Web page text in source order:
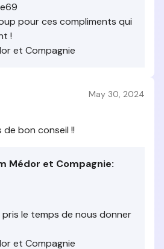
pour ces compliments qui
!
et Compagnie
May 30, 2024
bon conseil !!
Médor et Compagnie:
le temps de nous donner
et Compagnie